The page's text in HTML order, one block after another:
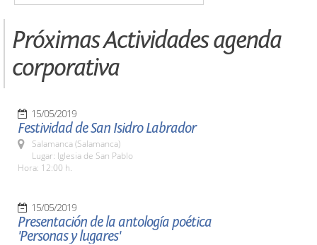
Próximas Actividades agenda
corporativa
15/05/2019
Festividad de San Isidro Labrador
Salamanca (Salamanca)
Lugar: Iglesia de San Pablo
Hora: 12:00 h.
15/05/2019
Presentación de la antología poética
'Personas y lugares'